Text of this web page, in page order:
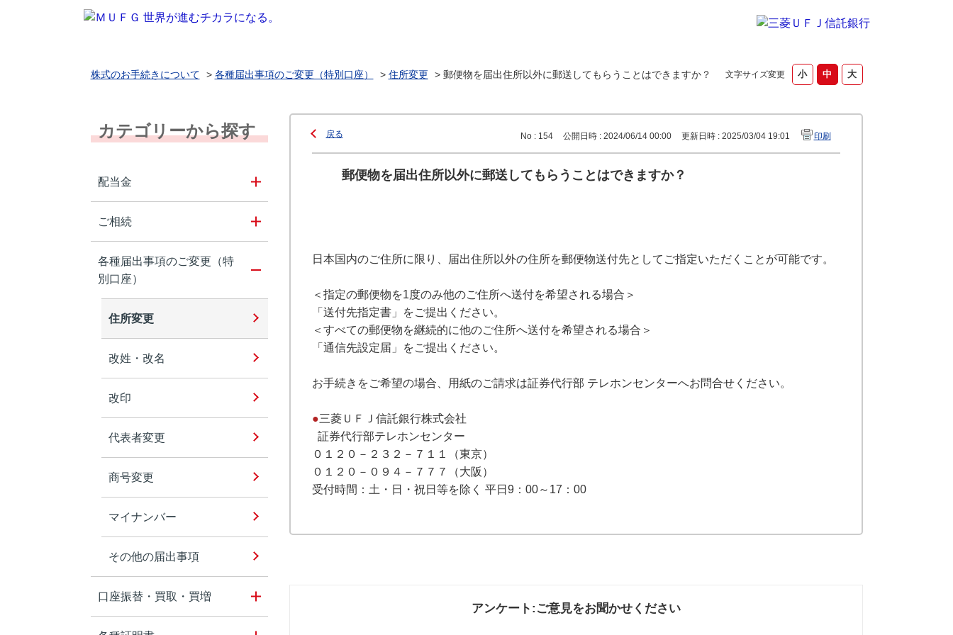
文字サイズ変更
株式のお手続きについて > 各種届出事項のご変更（特別口座） > 住所変更 > 郵便物を届出住所以外に郵送してもらうことはできますか？
カテゴリーから探す
配当金
ご相続
各種届出事項のご変更（特
別口座）
住所変更
改姓・改名
改印
代表者変更
商号変更
マイナンバー
その他の届出事項
口座振替・買取・買増
戻る No : 154 公開日時 : 2024/06/14 00:00 更新日時 : 2025/03/04 19:01 印刷
郵便物を届出住所以外に郵送してもらうことはできますか？
日本国内のご住所に限り、届出住所以外の住所を郵便物送付先としてご指定いただくことが可能です。
＜指定の郵便物を1度のみ他のご住所へ送付を希望される場合＞
「送付先指定書」をご提出ください。
＜すべての郵便物を継続的に他のご住所へ送付を希望される場合＞
「通信先設定届」をご提出ください。
お手続きをご希望の場合、用紙のご請求は証券代行部 テレホンセンターへお問合せください。
●三菱ＵＦＪ信託銀行株式会社
証券代行部テレホンセンター
０１２０－２３２－７１１（東京）
０１２０－０９４－７７７（大阪）
受付時間：土・日・祝日等を除く 平日9：00～17：00
アンケート:ご意見をお聞かせください